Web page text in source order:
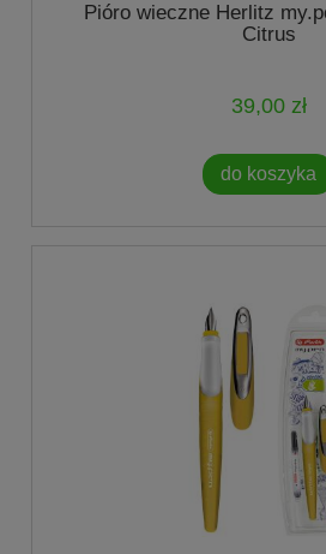
Pióro wieczne Herlitz
Citrus
39,00 zł
do koszyka